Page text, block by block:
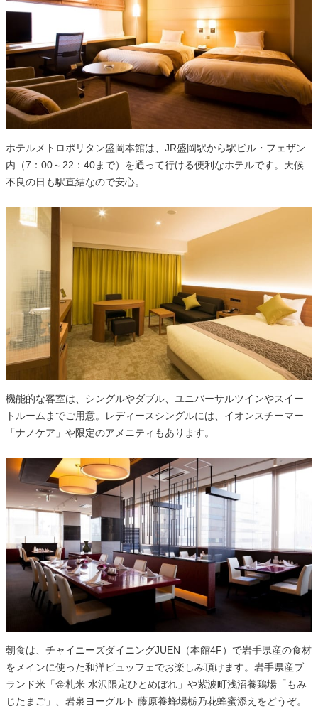
ホテルメトロポリタン盛岡本館は、JR盛岡駅から駅ビル・フェザン
内（7：00～22：40まで）を通って行ける便利なホテルです。天候
不良の日も駅直結なので安心。
機能的な客室は、シングルやダブル、ユニバーサルツインやスイー
トルームまでご用意。レディースシングルには、イオンスチーマー
「ナノケア」や限定のアメニティもあります。
朝食は、チャイニーズダイニングJUEN（本館4F）で岩手県産の食材
をメインに使った和洋ビュッフェでお楽しみ頂けます。岩手県産ブ
ランド米「金札米 水沢限定ひとめぼれ」や紫波町浅沼養鶏場「もみ
じたまご」、岩泉ヨーグルト 藤原養蜂場栃乃花蜂蜜添えをどうぞ。